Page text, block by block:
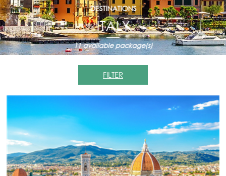
DESTINATIONS
ITALY
11available package(s)
FILTER